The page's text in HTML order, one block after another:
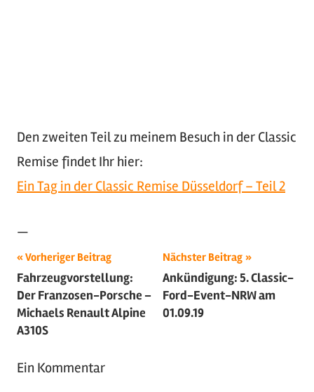
Den zweiten Teil zu meinem Besuch in der Classic
Remise findet Ihr hier:
Ein Tag in der Classic Remise Düsseldorf – Teil 2
—
Schlagwörter:
2018,
Motorsport,
Oldtimer,
Tuning,
Beitragsnavigation
Vorheriger Beitrag
Fahrzeugvorstellung:
Der Franzosen-Porsche –
Michaels Renault Alpine
A310S
Nächster Beitrag
Ankündigung: 5. Classic-
Ford-Event-NRW am
01.09.19
Ein Kommentar